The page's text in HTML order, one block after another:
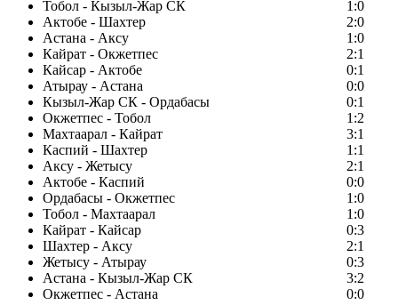
Тобол - Кызыл-Жар СК
1:0
Актобе - Шахтер
2:0
Астана - Аксу
1:0
Кайрат - Окжетпес
2:1
Кайсар - Актобе
0:1
Атырау - Астана
0:0
Кызыл-Жар СК - Ордабасы
0:1
Окжетпес - Тобол
1:2
Махтаарал - Кайрат
3:1
Каспий - Шахтер
1:1
Аксу - Жетысу
2:1
Актобе - Каспий
0:0
Ордабасы - Окжетпес
1:0
Тобол - Махтаарал
1:0
Кайрат - Кайсар
0:3
Шахтер - Аксу
2:1
Жетысу - Атырау
0:3
Астана - Кызыл-Жар СК
3:2
Окжетпес - Астана
0:0